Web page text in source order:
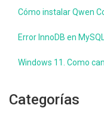
Cómo instalar Qwen
Error InnoDB en
Windows 11. Como
Categorías